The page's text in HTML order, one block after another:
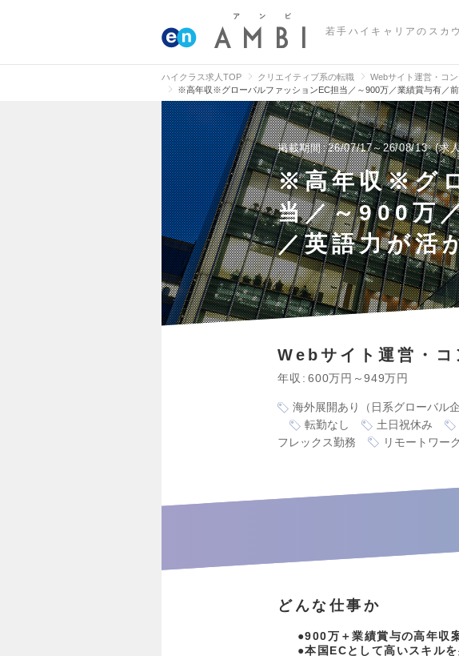
若手ハイキャリアのスカ
ハイクラス求人TOP クリエイティブ系の転職
Webサイト運営・コ
※高年収※グローバルファッションEC担当／～900万／業績賞与有／
掲載期間 26/07/17～26/08/13 求
※高年収※グ
当／～900万
／英語力が活
Webサイト運営・コ
年収 600万円～949万円
海外展開あり（日系グローバル企
転勤なし
土日祝休み
フレックス勤務
リモートワー
どんな仕事か
●900万＋業績賞与の高年収
●本国ECとして高いスキル